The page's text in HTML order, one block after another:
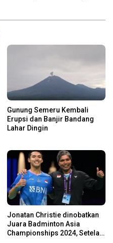
Gunung Semeru Kembali
Erupsi dan Banjir Bandang
Lahar Dingin
Jonatan Christie dinobatkan
Juara Badminton Asia
Championships 2024, Setelah